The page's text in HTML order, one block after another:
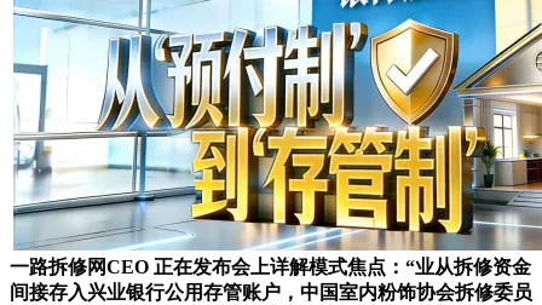
一路拆修网CEO 正在发布会上详解模式焦点：“业从拆修资金
间接存入兴业银行公用存管账户，中国室内粉饰协会拆修委员